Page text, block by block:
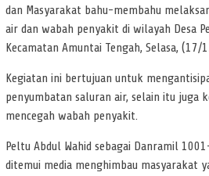
dan Masyarakat bahu-membahu
air dan wabah penyakit di wilayah Desa
Kecamatan Amuntai Tengah, Selasa, (17/
Kegiatan ini bertujuan untuk
penyumbatan saluran air, selain itu juga
mencegah wabah penyakit.
Peltu Abdul Wahid sebagai Danramil
ditemui media menghimbau masyarakat